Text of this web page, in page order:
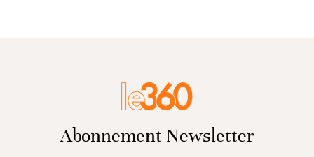
Abonnement Newsletter